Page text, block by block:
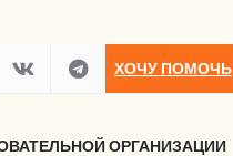
ХОЧУ ПОМОЧЬ
ОРГАНИЗАЦИИ